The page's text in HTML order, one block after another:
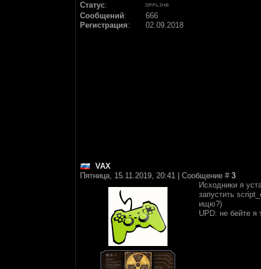
Статус:
Сообщений:
666
Регистрация: 02.09.2018
VAX
Пятница, 15.11.2019, 20:41 | Сообщение # 3
Исходники я
запустить
ищю?)
UPD: не бейте я